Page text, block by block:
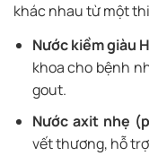
khác nhau từ một
Nước kiềm giàu
khoa cho bệnh
gout.
Nước axit nhẹ
vết thương, hỗ